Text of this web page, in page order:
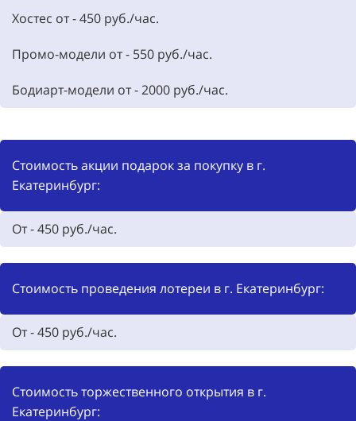
Хостес от - 450 руб./час.
Промо-модели от - 550 руб./час.
Бодиарт-модели от - 2000 руб./час.
Стоимость акции подарок за покупку в г.
Екатеринбург:
От - 450 руб./час.
Стоимость проведения лотереи в г. Екатеринбург:
От - 450 руб./час.
Стоимость торжественного открытия в г.
Екатеринбург: